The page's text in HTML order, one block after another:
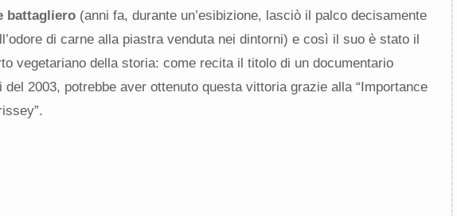
battagliero(anni fa, durante un’esibizione, lasciò il palco decisamente
di carne alla piastra venduta nei dintorni) e così il suo è stato il
vegetariano della storia: come recita il titolo di un documentario
del 2003, potrebbe aver ottenuto questa vittoria grazie alla “Importance